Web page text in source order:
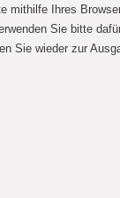
mithilfe Ihres
Sie bitte
Sie wieder zur